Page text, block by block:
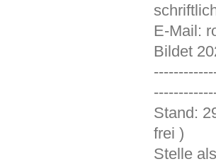
E-Mail:
Bildet
frei )
Stelle